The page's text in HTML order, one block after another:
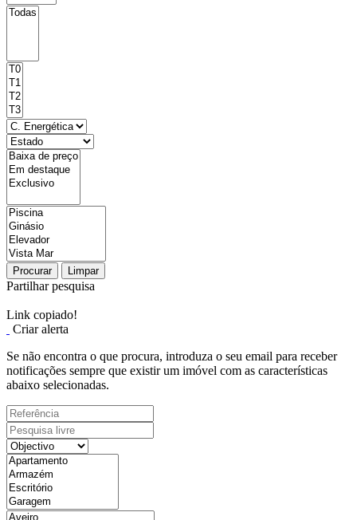
Procurar Limpar
Partilhar pesquisa
Link copiado!
Criar alerta
Se não encontra o que procura, introduza o seu email para receber
notificações sempre que existir um imóvel com as características
abaixo selecionadas.